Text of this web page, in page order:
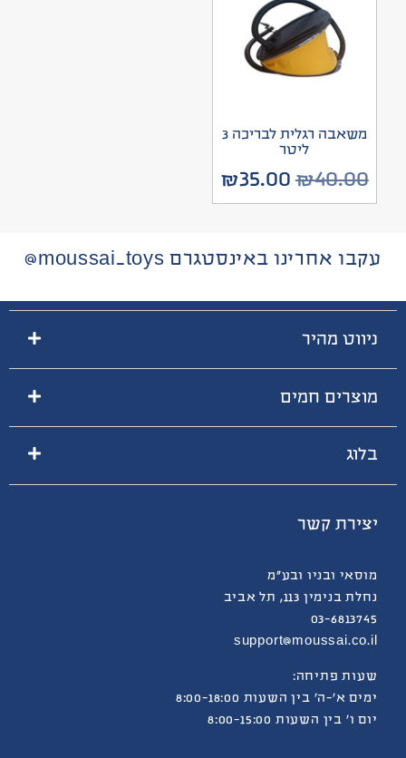
משאבה רגלית לבריכה 3
ליטר
₪40.00
₪35.00
עקבו אחרינו באינסטגרם moussai_toys@
ניווט מהיר
מוצרים חמים
בלוג
יצירת קשר
מוסאי ובניו ובע”מ
נחלת בנימין 113, תל אביב
03-6813745
support@moussai.co.il
שעות פתיחה:
ימים א’-ה’ בין השעות 8:00-18:00
יום ו’ בין השעות 8:00-15:00